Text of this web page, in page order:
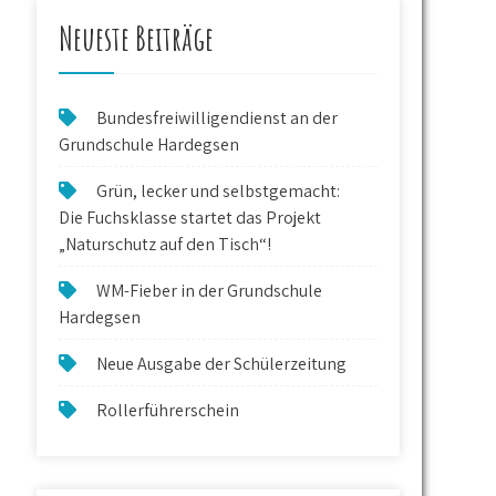
Neueste Beiträge
Bundesfreiwilligendienst an der
Grundschule Hardegsen
Grün, lecker und selbstgemacht:
Die Fuchsklasse startet das Projekt
„Naturschutz auf den Tisch“!
WM-Fieber in der Grundschule
Hardegsen
Neue Ausgabe der Schülerzeitung
Rollerführerschein